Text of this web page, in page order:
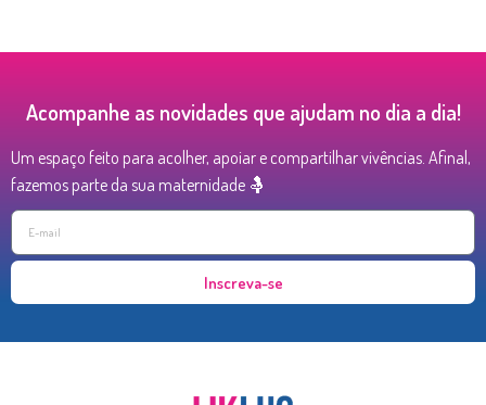
Acompanhe as novidades que ajudam no dia a dia!
Um espaço feito para acolher, apoiar e compartilhar vivências. Afinal,
fazemos parte da sua maternidade 🤱
Inscreva-se